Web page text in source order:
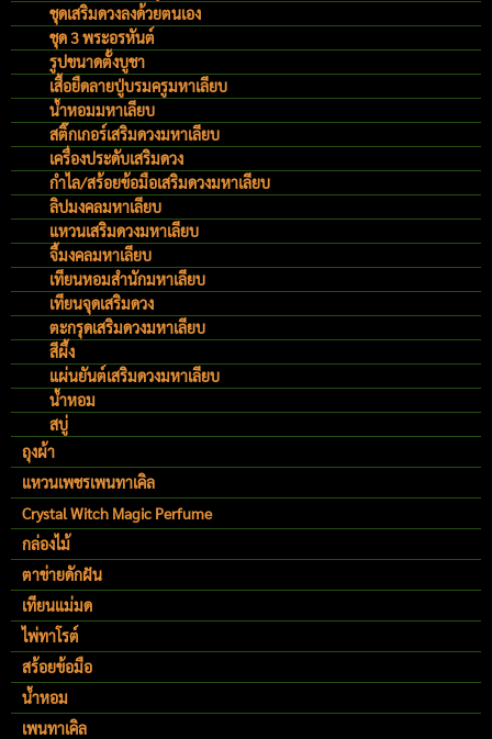
ชุดเสริมดวงลงด้วยตนเอง
ชุด 3 พระอรหันต์
รูปขนาดตั้งบูชา
เสื้อยืดลายปู่บรมครูมหาเลียบ
น้ำหอมมหาเลียบ
สติ๊กเกอร์เสริมดวงมหาเลียบ
เครื่องประดับเสริมดวง
กำไล/สร้อยข้อมือเสริมดวงมหาเลียบ
ลิปมงคลมหาเลียบ
แหวนเสริมดวงมหาเลียบ
จี้มงคลมหาเลียบ
เทียนหอมสำนักมหาเลียบ
เทียนจุดเสริมดวง
ตะกรุดเสริมดวงมหาเลียบ
สีผึ้ง
แผ่นยันต์เสริมดวงมหาเลียบ
น้ำหอม
สบู่
ถุงผ้า
แหวนเพชรเพนทาเคิล
Crystal Witch Magic Perfume
กล่องไม้
ตาข่ายดักฝัน
เทียนแม่มด
ไพ่ทาโรต์
สร้อยข้อมือ
น้ำหอม
เพนทาเคิล